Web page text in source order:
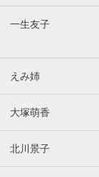
一生友子
えみ姉
大塚萌香
北川景子